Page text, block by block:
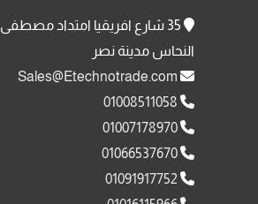
35 شارع افريقيا امتداد مصطفى
النحاس مدينة نصر
01008511058
01007178970
01066537670
01091917752